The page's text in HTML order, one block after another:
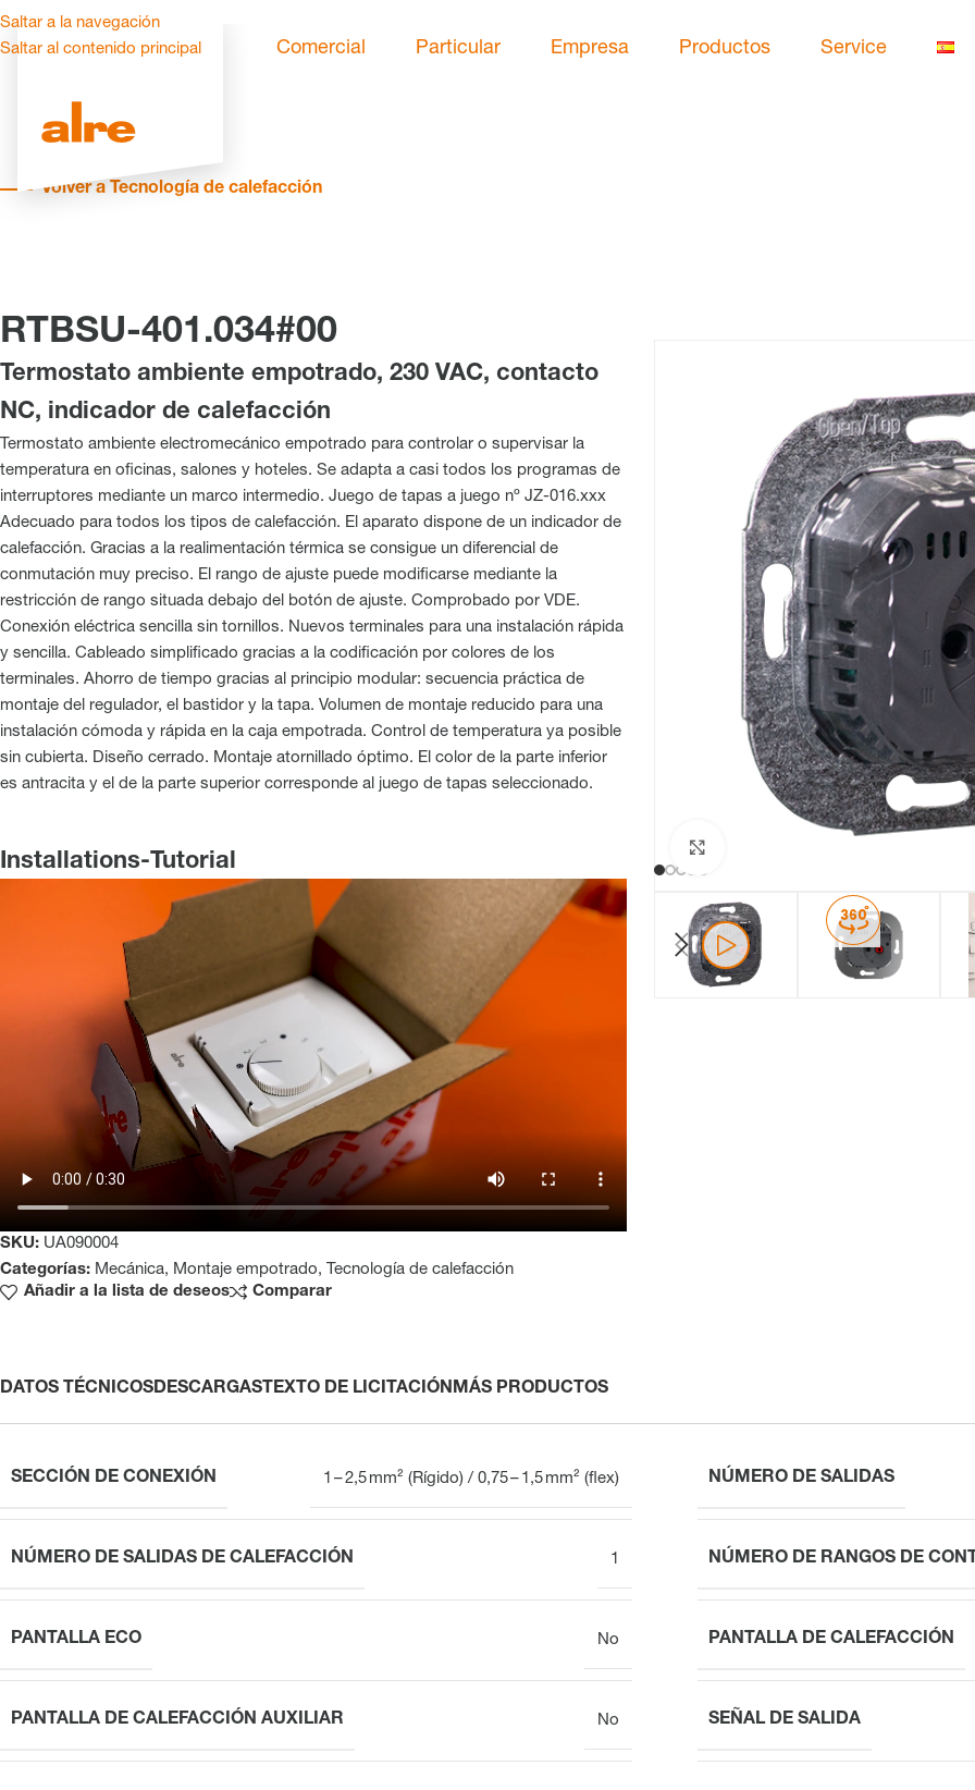
Saltar a la navegación
Saltar al contenido principal
Comercial Particular Empresa Productos Service
Volver a Tecnología de calefacción
RTBSU-401.034#00
Termostato ambiente empotrado, 230 VAC, contacto
NC, indicador de calefacción
Termostato ambiente electromecánico empotrado para controlar o supervisar la
temperatura en oficinas, salones y hoteles. Se adapta a casi todos los programas de
interruptores mediante un marco intermedio. Juego de tapas a juego nº JZ-016.xxx
Adecuado para todos los tipos de calefacción. El aparato dispone de un indicador de
calefacción. Gracias a la realimentación térmica se consigue un diferencial de
conmutación muy preciso. El rango de ajuste puede modificarse mediante la
restricción de rango situada debajo del botón de ajuste. Comprobado por VDE.
Conexión eléctrica sencilla sin tornillos. Nuevos terminales para una instalación rápida
y sencilla. Cableado simplificado gracias a la codificación por colores de los
terminales. Ahorro de tiempo gracias al principio modular: secuencia práctica de
montaje del regulador, el bastidor y la tapa. Volumen de montaje reducido para una
instalación cómoda y rápida en la caja empotrada. Control de temperatura ya posible
sin cubierta. Diseño cerrado. Montaje atornillado óptimo. El color de la parte inferior
es antracita y el de la parte superior corresponde al juego de tapas seleccionado.
Installations-Tutorial
SKU: UA090004
Categorías: Mecánica, Montaje empotrado, Tecnología de calefacción
Añadir a la lista de deseos
Comparar
DATOS TÉCNICOSDESCARGASTEXTO DE LICITACIÓNMÁS PRODUCTOS
SECCIÓN DE CONEXIÓN 1 – 2,5 mm² (Rígido) / 0,75 – 1,5 mm² (flex) NÚMERO DE SALIDAS
NÚMERO DE SALIDAS DE CALEFACCIÓN 1 NÚMERO DE RANGOS DE
PANTALLA ECO No PANTALLA DE CALEFACCIÓN
PANTALLA DE CALEFACCIÓN AUXILIAR No SEÑAL DE SALIDA